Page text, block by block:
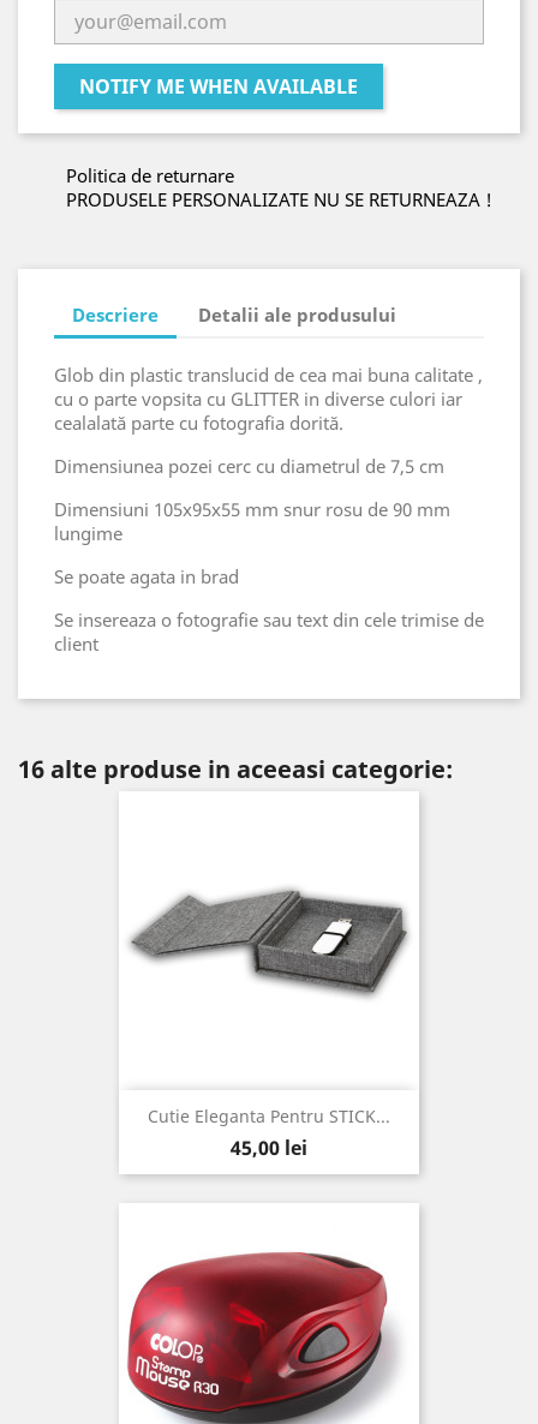
NOTIFY ME WHEN AVAILABLE
Politica de returnare
PRODUSELE PERSONALIZATE NU SE RETURNEAZA !
Descriere Detalii ale produsului
Glob din plastic translucid de cea mai buna calitate ,
cu o parte vopsita cu GLITTER in diverse culori iar
cealalată parte cu fotografia dorită.
Dimensiunea pozei cerc cu diametrul de 7,5 cm
Dimensiuni 105x95x55 mm snur rosu de 90 mm
lungime
Se poate agata in brad
Se insereaza o fotografie sau text din cele trimise de
client
16 alte produse in aceeasi categorie:
Cutie Eleganta Pentru STICK...
Pret
45,00 lei